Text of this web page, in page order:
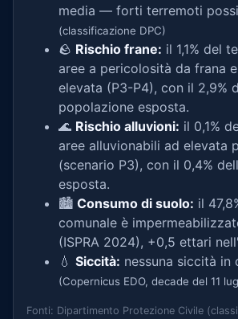
media — forti terremoti
(classificazione DPC)
🪨 Rischio frane: il 1,1% del
aree a pericolosità da frana
elevata (P3-P4), con il 2,9%
popolazione esposta.
🌊 Rischio alluvioni: il 0,1%
aree alluvionabili ad elevata
(scenario P3), con il 0,4%
esposta.
🏙️ Consumo di suolo: il
comunale è
(ISPRA 2024), +0,5 ettari
💧 Siccità: nessuna siccità in
(Copernicus EDO, decade del 11
Fonti: Dipartimento Protezione Civile